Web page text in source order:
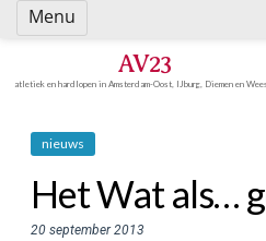
Spring
naar
AV23
atletiek en hardlopen in Amsterdam-Oost, IJburg, Diemen en
nieuws
Het Wat als…
20 september 2013
Menu